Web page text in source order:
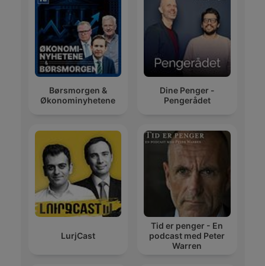
Børsmorgen &
Økonominyhetene
Dine Penger -
Pengerådet
LurjCast
Tid er penger - En
podcast med Peter
Warren